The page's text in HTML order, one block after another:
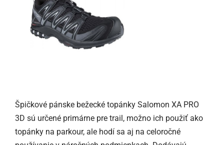
Špičkové pánske bežecké topánky Salomon XA PRO
3D sú určené primárne pre trail, možno ich použiť ako
topánky na parkour, ale hodí sa aj na celoročné